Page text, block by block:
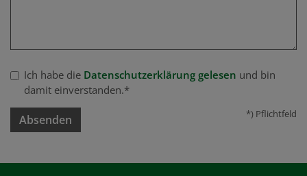
Ich habe die Datenschutzerklärung gelesen und bin
damit einverstanden.*
Absenden *) Pflichtfeld